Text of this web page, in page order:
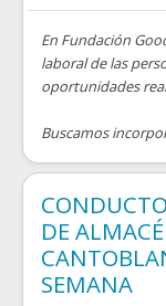
En Fundación
laboral de las
oportunidades
Buscamos
DE
SEMANA